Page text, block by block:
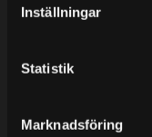
Inställningar
Statistik
Marknadsföring
MY PAGES